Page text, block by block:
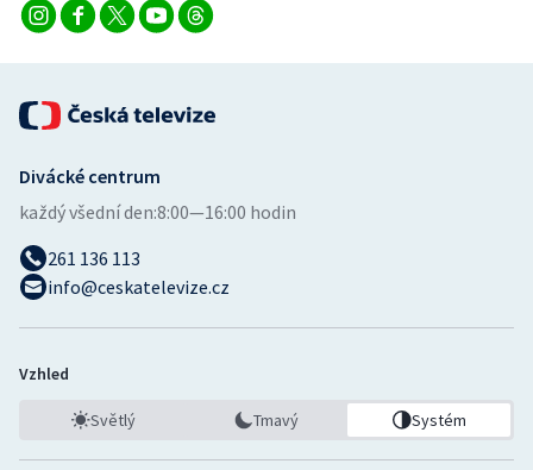
Divácké centrum
každý všední den:8:00—16:00 hodin
261 136 113
info@ceskatelevize.cz
Vzhled
Světlý Tmavý Systém